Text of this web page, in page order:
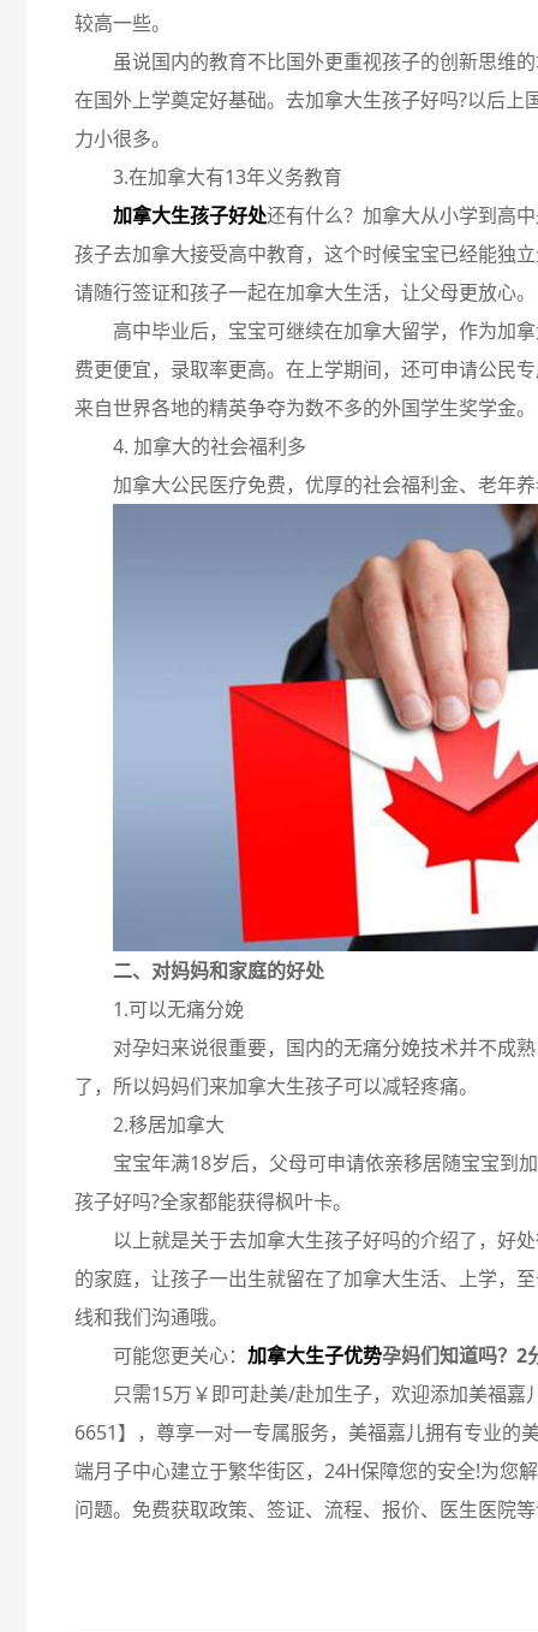
较高一些。
虽说国内的教育不比国外更重视孩子的创新思维
在国外上学奠定好基础。去加拿大生孩子好吗?以后上
力小很多。
3.在加拿大有13年义务教育
加拿大生孩子好处还有什么？加拿大从小学到高
孩子去加拿大接受高中教育，这个时候宝宝已经能独
请随行签证和孩子一起在加拿大生活，让父母更放心。
高中毕业后，宝宝可继续在加拿大留学，作为加
费更便宜，录取率更高。在上学期间，还可申请公民
来自世界各地的精英争夺为数不多的外国学生奖学金。
4. 加拿大的社会福利多
加拿大公民医疗免费，优厚的社会福利金、老年
二、对妈妈和家庭的好处
1.可以无痛分娩
对孕妇来说很重要，国内的无痛分娩技术并不成
了，所以妈妈们来加拿大生孩子可以减轻疼痛。
2.移居加拿大
宝宝年满18岁后，父母可申请依亲移居随宝宝到
孩子好吗?全家都能获得枫叶卡。
以上就是关于去加拿大生孩子好吗的介绍了，好
的家庭，让孩子一出生就留在了加拿大生活、上学，
线和我们沟通哦。
可能您更关心： 加拿大生子优势孕妈们知道吗？2
只需15万￥即可赴美/赴加生子，欢迎添加美福嘉
6651】，尊享一对一专属服务，美福嘉儿拥有专业的
端月子中心建立于繁华街区，24H保障您的安全!为您
问题。免费获取政策、签证、流程、报价、医生医院